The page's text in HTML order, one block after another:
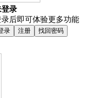
登录
录后即可体验更多功能
录 注册 找回密码